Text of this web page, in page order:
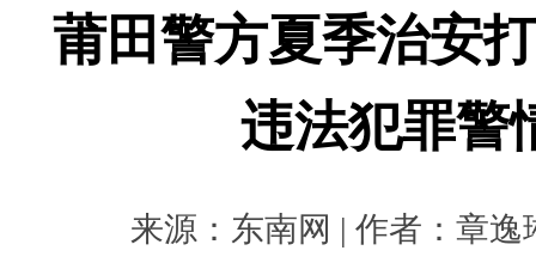
莆田警方夏季治安
违法犯罪警
来源：东南网 | 作者：章逸